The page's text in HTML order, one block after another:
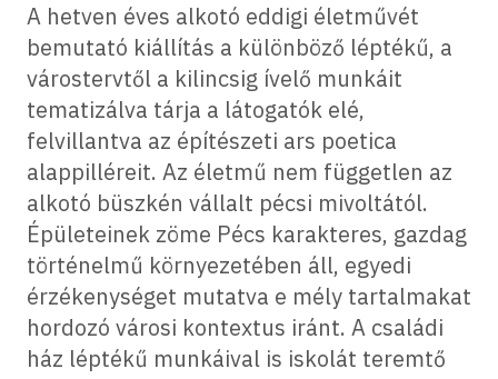
A hetven éves alkotó eddigi életművét
bemutató kiállítás a különböző léptékű, a
várostervtől a kilincsig ívelő munkáit
tematizálva tárja a látogatók elé,
felvillantva az építészeti ars poetica
alappilléreit. Az életmű nem független az
alkotó büszkén vállalt pécsi mivoltától.
Épületeinek zöme Pécs karakteres, gazdag
történelmű környezetében áll, egyedi
érzékenységet mutatva e mély tartalmakat
hordozó városi kontextus iránt. A családi
ház léptékű munkáival is iskolát teremtő